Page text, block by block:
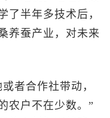
了半年多技术后，
养蚕产业，对未来
者合作社带动，
农户不在少数。”